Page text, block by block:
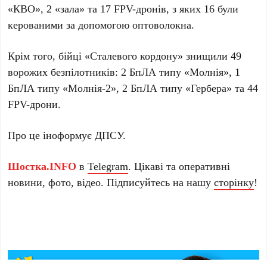
«КВО», 2 «зала» та 17 FPV-дронів, з яких 16 були
керованими за допомогою оптоволокна.
Крім того, бійці «Сталевого кордону» знищили 49
ворожих безпілотників: 2 БпЛА типу «Молнія», 1
БпЛА типу «Молнія-2», 2 БпЛА типу «Гербера» та 44
FPV-дрони.
Про це іноформує ДПСУ.
Шостка.INFO вTelegram. Цікаві та оперативні
новини, фото, відео. Підписуйтесь на нашусторінку!